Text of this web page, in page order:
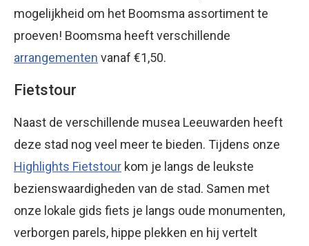
mogelijkheid om het Boomsma assortiment te
proeven! Boomsma heeft verschillende
arrangementen vanaf €1,50.
Fietstour
Naast de verschillende musea Leeuwarden heeft
deze stad nog veel meer te bieden. Tijdens onze
Highlights Fietstour kom je langs de leukste
bezienswaardigheden van de stad. Samen met
onze lokale gids fiets je langs oude monumenten,
verborgen parels, hippe plekken en hij vertelt